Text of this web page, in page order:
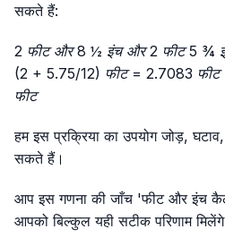
सकते हैं:
2 फीट और 8 ½ इंच और 2 फीट 5 ¾
(2 + 5.75/12) फीट = 2.7083
फीट
हम इस प्रक्रिया का उपयोग जोड़,
सकते हैं।
आप इस गणना की जाँच 'फीट और इंच
आपको बिल्कुल यही सटीक परिणाम